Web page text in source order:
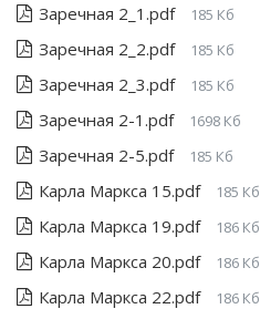
Заречная 2_1.pdf
185 Кб
Заречная 2_2.pdf 185 Кб
Заречная 2_3.pdf 185 Кб
Заречная 2-1.pdf 1698 Кб
Заречная 2-5.pdf 185 Кб
Карла Маркса 15.pdf 185 Кб
Карла Маркса 19.pdf 186 Кб
Карла Маркса 20.pdf 186 Кб
Карла Маркса 22.pdf 186 Кб